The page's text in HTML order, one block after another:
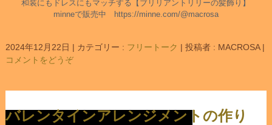
和装にもドレスにもマッチする【ブリリアントリリーの髪飾り】
minneで販売中 https://minne.com/@macrosa
2024年12月22日 | カテゴリー : フリートーク | 投稿者 : MACROSA |
コメントをどうぞ
バレンタインアレンジメントの作り